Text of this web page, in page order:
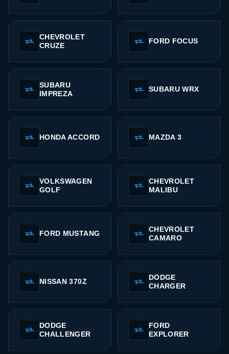
CHEVROLET
CRUZE
FORD FOCUS
SUBARU
IMPREZA
SUBARU WRX
HONDA ACCORD MAZDA 3
VOLKSWAGEN
GOLF
CHEVROLET
MALIBU
FORD MUSTANG
CHEVROLET
CAMARO
NISSAN 370Z
DODGE
CHARGER
DODGE
CHALLENGER
FORD
EXPLORER